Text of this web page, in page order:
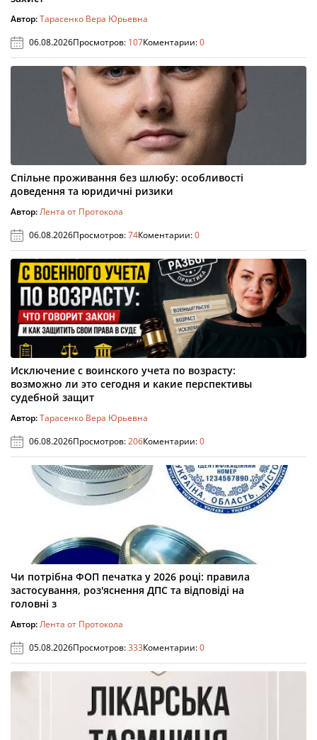
Автор:Тарасенко Вера Юрьевна
06.08.2026Просмотров: 107Коментарии:0
Спільне проживання без шлюбу: особливості
доведення та юридичні ризики
Автор:Лента от Протокола
06.08.2026Просмотров:74Коментарии:0
Исключение с воинского учета по возрасту:
возможно ли это сегодня и какие перспективы
судебной защит
Автор:Тарасенко Вера Юрьевна
06.08.2026Просмотров:206Коментарии:0
Чи потрібна ФОП печатка у 2026 році: правила
застосування, роз'яснення ДПС та відповіді на
головні з
Автор:Лента от Протокола
05.08.2026Просмотров:333Коментарии:0